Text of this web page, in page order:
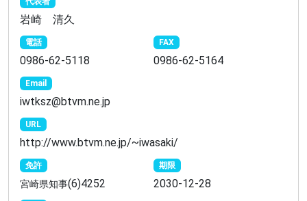
岩崎 清久
電話
0986-62-5118
FAX
0986-62-5164
Email
iwtksz@btvm.ne.jp
URL
http://www.btvm.ne.jp/~iwasaki/
免許
宮崎県知事(6)4252
期限
2030-12-28